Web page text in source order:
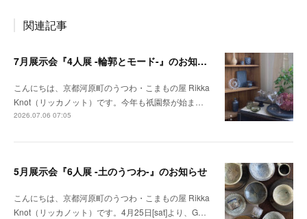
関連記事
7月展示会『4人展 -輪郭とモード-』のお知らせ
こんにちは、京都河原町のうつわ・こまもの屋 Rikka
Knot（リッカノット）です。今年も祇園祭が始ま…
2026.07.06 07:05
5月展示会『6人展 -土のうつわ-』のお知らせ
こんにちは、京都河原町のうつわ・こまもの屋 Rikka
Knot（リッカノット）です。4月25日[sat]より、G…